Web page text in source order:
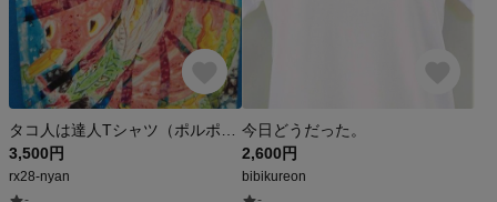
3,500円
rx28-nyan
今日どうだった。
2,600円
bibikureon